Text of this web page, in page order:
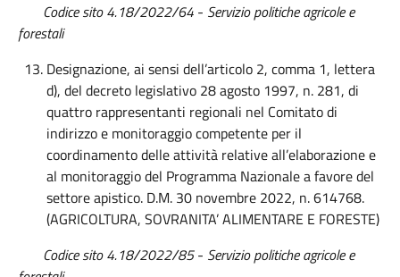
Codice sito 4.18/2022/64 - Servizio politiche agricole e
forestali
Designazione, ai sensi dell’articolo 2, comma 1, lettera
d), del decreto legislativo 28 agosto 1997, n. 281, di
quattro rappresentanti regionali nel Comitato di
indirizzo e monitoraggio competente per il
coordinamento delle attività relative all’elaborazione e
al monitoraggio del Programma Nazionale a favore del
settore apistico. D.M. 30 novembre 2022, n. 614768.
(AGRICOLTURA, SOVRANITA’ ALIMENTARE E FORESTE)
Codice sito 4.18/2022/85- Servizio politiche agricole e